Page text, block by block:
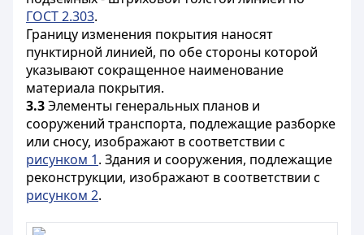
ГОСТ 2.303.
Границу изменения покрытия наносят
пунктирной линией, по обе стороны которой
указывают сокращенное наименование
материала покрытия.
3.3Элементы генеральных планов и
сооружений транспорта, подлежащие разборке
или сносу, изображают в соответствии с
рисунком 1. Здания и сооружения, подлежащие
реконструкции, изображают в соответствии с
рисунком 2.